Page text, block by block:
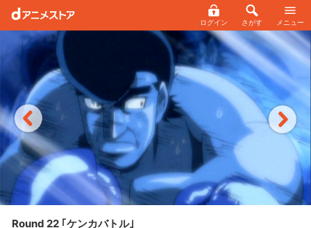
ログイン さがす メニュー
Round 22 ｢ケンカバトル｣